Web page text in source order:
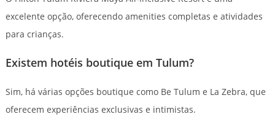
excelente opção, oferecendo amenities completas e atividades
para crianças.
Existem hotéis boutique em Tulum?
Sim, há várias opções boutique como Be Tulum e La Zebra, que
oferecem experiências exclusivas e intimistas.